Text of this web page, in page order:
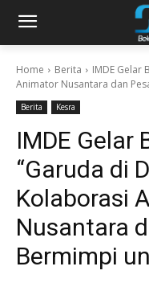
Home Berita
IMDE Gelar
Animator Nusantara dan
Berita Kesra
IMDE Gelar
“Garuda di
Kolaborasi
Nusantara
Bermimpi